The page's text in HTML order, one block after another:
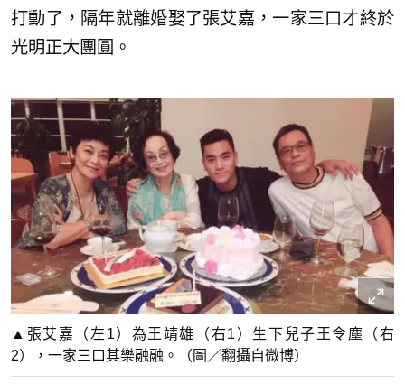
打動了，隔年就離婚娶了張艾嘉，一家三口才終於
光明正大團圓。
▲張艾嘉（左1）為王靖雄（右1）生下兒子王令塵（右
2），一家三口其樂融融。（圖／翻攝自微博）